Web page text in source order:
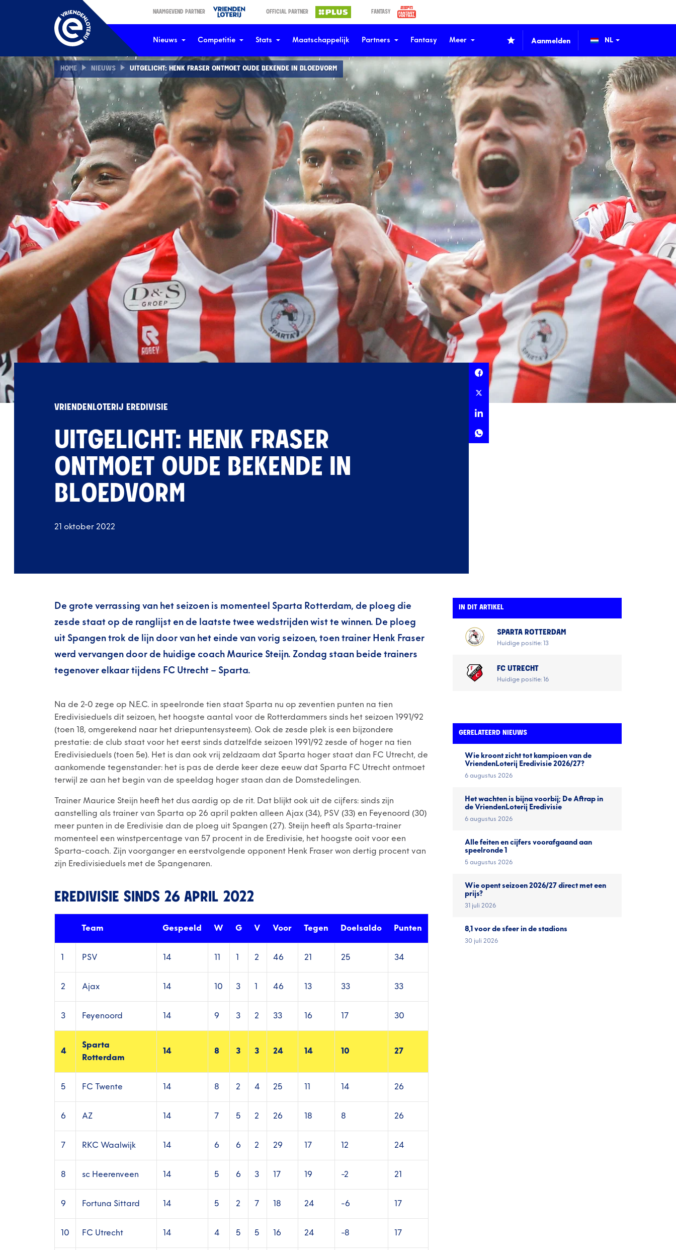
NAAMGEVEND PARTNER OFFICIAL PARTNER FANTASY
Nieuws Competitie Stats Maatschappelijk Partners Fantasy Meer Aanmelden
HOME NIEUWS UITGELICHT: HENK FRASER ONTMOET OUDE BEKENDE IN BLOEDVORM
VRIENDENLOTERIJ EREDIVISIE
UITGELICHT: HENK FRASER
ONTMOET OUDE BEKENDE IN
BLOEDVORM
21 oktober 2022
De grote verrassing van het seizoen is momenteel Sparta Rotterdam, de ploeg die
zesde staat op de ranglijst en de laatste twee wedstrijden wist te winnen. De ploeg
uit Spangen trok de lijn door van het einde van vorig seizoen, toen trainer Henk Fraser
werd vervangen door de huidige coach Maurice Steijn. Zondag staan beide trainers
tegenover elkaar tijdens FC Utrecht – Sparta.
Na de 2-0 zege op N.E.C. in speelronde tien staat Sparta nu op zeventien punten na tien
Eredivisieduels dit seizoen, het hoogste aantal voor de Rotterdammers sinds het seizoen 1991/92
(toen 18, omgerekend naar het driepuntensysteem). Ook de zesde plek is een bijzondere
prestatie: de club staat voor het eerst sinds datzelfde seizoen 1991/92 zesde of hoger na tien
Eredivisieduels (toen 5e). Het is dan ook vrij zeldzaam dat Sparta hoger staat dan FC Utrecht, de
aankomende tegenstander: het is pas de derde keer deze eeuw dat Sparta FC Utrecht ontmoet
terwijl ze aan het begin van de speeldag hoger staan dan de Domstedelingen.
Trainer Maurice Steijn heeft het dus aardig op de rit. Dat blijkt ook uit de cijfers: sinds zijn
aanstelling als trainer van Sparta op 26 april pakten alleen Ajax (34), PSV (33) en Feyenoord (30)
meer punten in de Eredivisie dan de ploeg uit Spangen (27). Steijn heeft als Sparta-trainer
momenteel een winstpercentage van 57 procent in de Eredivisie, het hoogste ooit voor een
Sparta-coach. Zijn voorganger en eerstvolgende opponent Henk Fraser won dertig procent van
zijn Eredivisieduels met de Spangenaren.
EREDIVISIE SINDS 26 APRIL 2022
Team Gespeeld W G V Voor Tegen Doelsaldo Punten
1 PSV 14 11 1 2 46 21 25 34
2 Ajax 14 10 3 1 46 13 33 33
3 Feyenoord 14 9 3 2 33 16 17 30
4
Sparta
Rotterdam
14 8 3 3 24 14 10 27
5 FC Twente 14 8 2 4 25 11 14 26
6 AZ 14 7 5 2 26 18 8 26
7 RKC Waalwijk 14 6 6 2 29 17 12 24
8 sc Heerenveen 14 5 6 3 17 19 -2 21
9 Fortuna Sittard 14 5 2 7 18 24 -6 17
10 FC Utrecht 14 4 5 5 16 24 -8 17
IN DIT ARTIKEL
SPARTA ROTTERDAM
Huidige positie: 13
FC UTRECHT
Huidige positie: 16
GERELATEERD NIEUWS
Wie kroont zicht tot kampioen van de
VriendenLoterij Eredivisie 2026/27?
6 augustus 2026
Het wachten is bijna voorbij; De Aftrap in
de VriendenLoterij Eredivisie
6 augustus 2026
Alle feiten en cijfers voorafgaand aan
speelronde 1
5 augustus 2026
Wie opent seizoen 2026/27 direct met een
prijs?
31 juli 2026
8,1 voor de sfeer in de stadions
30 juli 2026